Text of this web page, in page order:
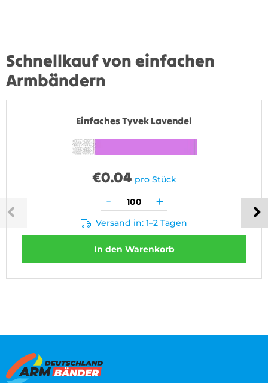
Schnellkauf von einfachen
Armbändern
Einfaches Tyvek Lavendel
€0.04 pro Stück
Versand in: 1–2 Tagen
In den Warenkorb